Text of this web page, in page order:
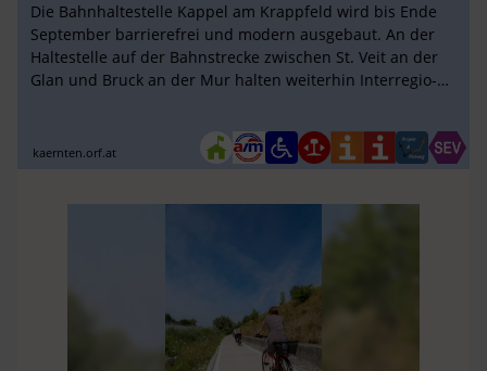
Die Bahnhaltestelle Kappel am Krappfeld wird bis Ende
September barrierefrei und modern ausgebaut. An der
Haltestelle auf der Bahnstrecke zwischen St. Veit an der
Glan und Bruck an der Mur halten weiterhin Interregio-
kaernten.orf.at